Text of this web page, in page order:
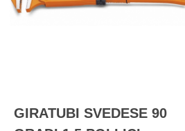
GIRATUBI SVEDESE 90